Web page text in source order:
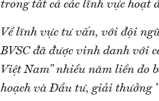
trong tất cả các lĩnh vực hoạt
Về lĩnh vực tư vấn, với đội
BVSC đã được vinh danh với
Việt Nam” nhiều năm liền do
hoạch và Đầu tư, giải thưởng